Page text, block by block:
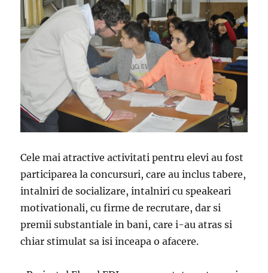
Cele mai atractive activitati pentru elevi au fost
participarea la concursuri, care au inclus tabere,
intalniri de socializare, intalniri cu speakeari
motivationali, cu firme de recrutare, dar si
premii substantiale in bani, care i-au atras si
chiar stimulat sa isi inceapa o afacere.